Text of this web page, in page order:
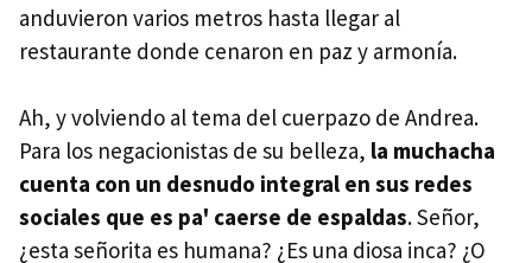
anduvieron varios metros hasta llegar al
restaurante donde cenaron en paz y armonía.
Ah, y volviendo al tema del cuerpazo de Andrea.
Para los negacionistas de su belleza, la muchacha
cuenta con un desnudo integral en sus redes
sociales que es pa' caerse de espaldas. Señor,
¿esta señorita es humana? ¿Es una diosa inca? ¿O